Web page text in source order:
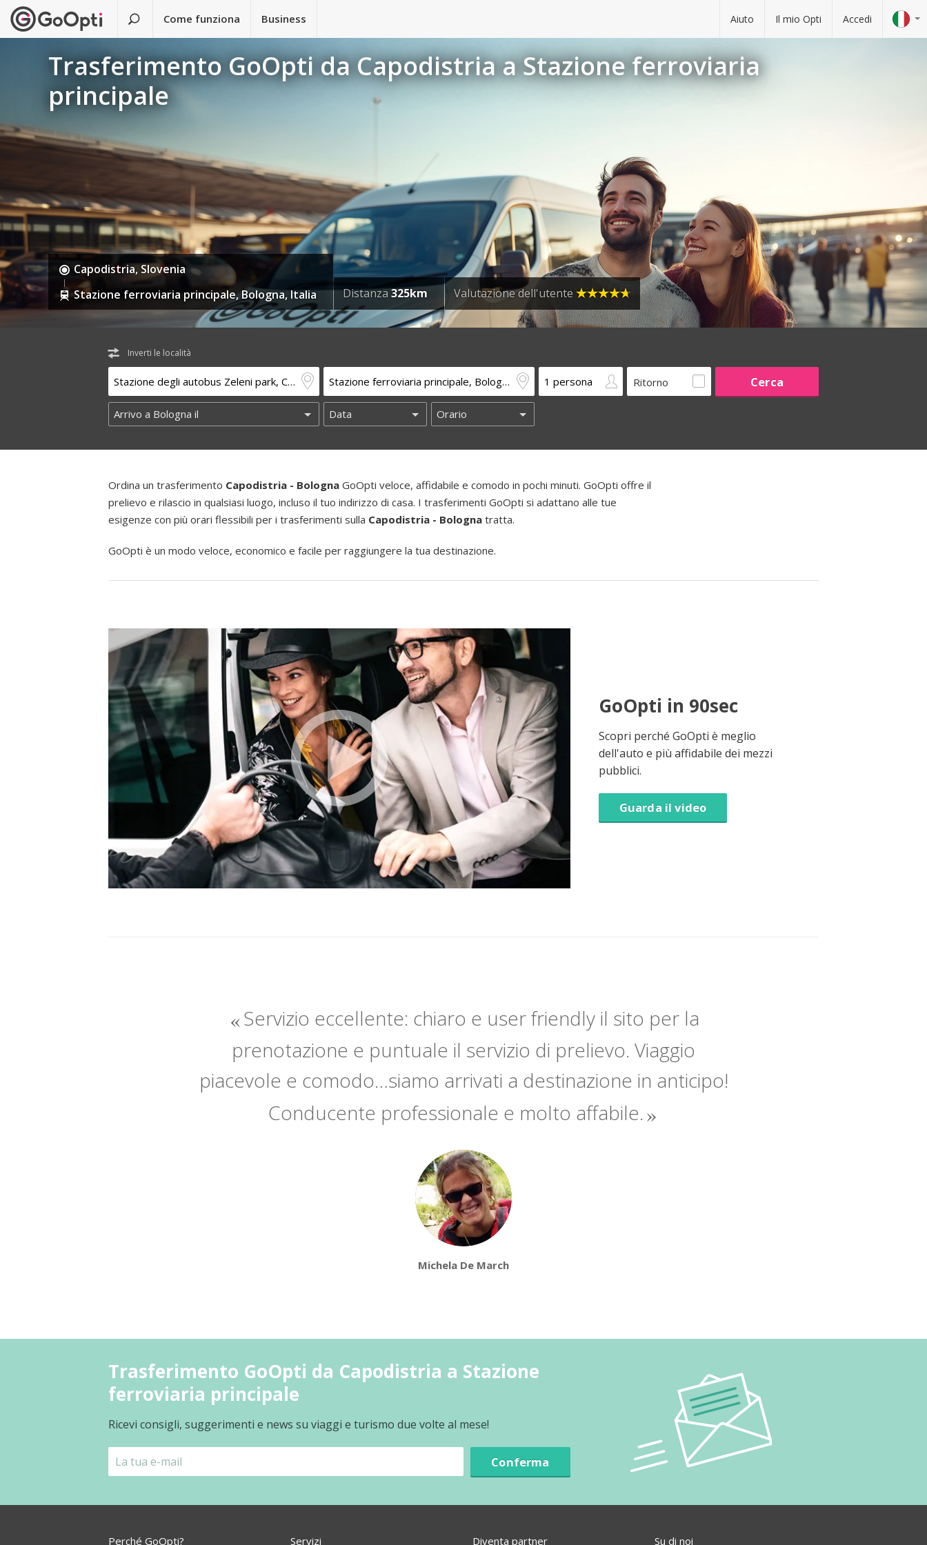
Come funziona Business Aiuto Il mio Opti Accedi
Trasferimento GoOpti da Capodistria a Stazione ferroviaria
principale
Capodistria, Slovenia
Stazione ferroviaria principale, Bologna, Italia
Distanza325km Valutazione dell'utente
Inverti le località
Ritorno
Ordina un trasferimento Capodistria - Bologna GoOpti veloce, affidabile e comodo in pochi minuti. GoOpti offre il
prelievo e rilascio in qualsiasi luogo, incluso il tuo indirizzo di casa. I trasferimenti GoOpti si adattano alle tue
esigenze con più orari flessibili per i trasferimenti sulla Capodistria - Bologna tratta.
GoOpti è un modo veloce, economico e facile per raggiungere la tua destinazione.
GoOpti in 90sec
Scopri perché GoOpti è meglio
dell'auto e più affidabile dei mezzi
pubblici.
Guarda il video
Servizio eccellente: chiaro e user friendly il sito per la
prenotazione e puntuale il servizio di prelievo. Viaggio
piacevole e comodo…siamo arrivati a destinazione in anticipo!
Conducente professionale e molto affabile.
Michela De March
Trasferimento GoOpti da Capodistria a Stazione
ferroviaria principale
Ricevi consigli, suggerimenti e news su viaggi e turismo due volte al mese!
Conferma
Perché GoOpti? Servizi Diventa partner Su di noi